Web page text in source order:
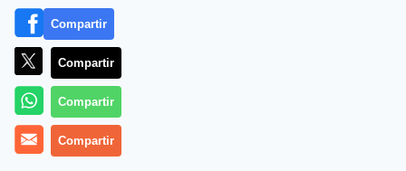
En el programa de
Hugo Pereira y emitido este lunes 12 de septiembre de
Compartir
Compartir
Compartir
Compartir